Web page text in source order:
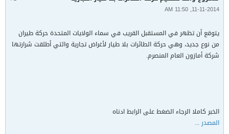
11-11-2014, 11:50 AM
يتوقع أن تظهر في المستقبل القريب في سماء الولايات المتحدة حركة طيران
من نوع جديد، وهي حركة الطائرات بلا طيار لأغراض تجارية والتي أطلقت شرارتها
شركة أمازون العام المنصرم.
الخبر كاملا الرجاء الضغط على الرابط ادناه
المصدر ...